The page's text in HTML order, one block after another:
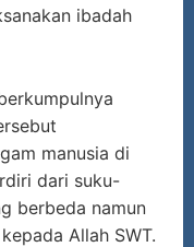
ibadah
manusia di
dari suku-
berbeda namun
Allah SWT.